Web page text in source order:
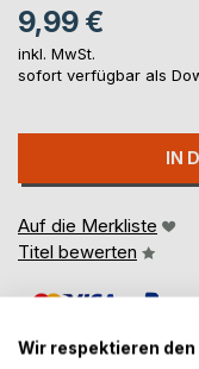
9,99 €
inkl. MwSt.
sofort verfügbar als
IN
Auf die Merkliste
Titel bewerten
Wir respektieren